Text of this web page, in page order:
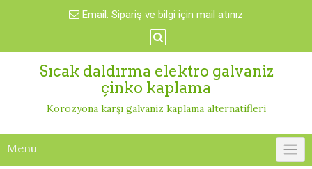
Email: Sipariş ve bilgi için mail atınız
Sıcak daldırma elektro galvaniz
çinko kaplama
Korozyona karşı galvaniz kaplama alternatifleri
Menu